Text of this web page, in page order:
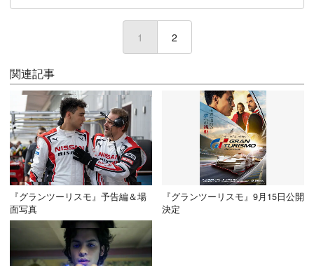
1 (current)
2
関連記事
『グランツーリスモ』予告編＆場
面写真
『グランツーリスモ』9月15日公開
決定